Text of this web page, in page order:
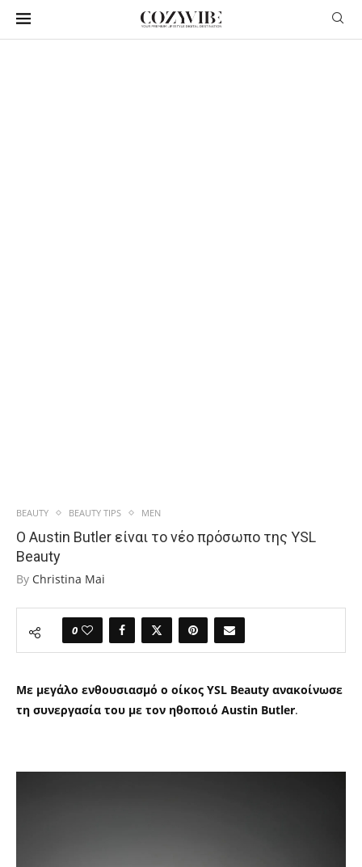
BEAUTY BEAUTY TIPS MEN
Ο Austin Butler είναι το νέο πρόσωπο της YSL
Beauty
By Christina Mai
0
Με μεγάλο ενθουσιασμό ο οίκος YSL Beauty ανακοίνωσε
τη συνεργασία του με τον ηθοποιό Austin Butler.